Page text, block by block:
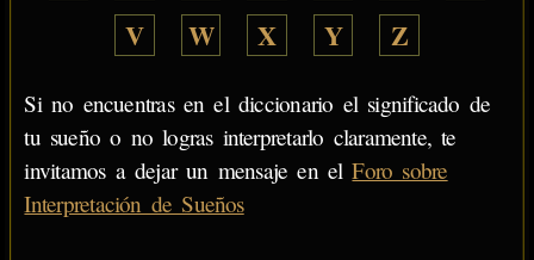
V
W X Y Z
Si no encuentras en el diccionario el significado de
tu sueño o no logras interpretarlo claramente, te
invitamos a dejar un mensaje en elForo sobre
Interpretación de Sueños